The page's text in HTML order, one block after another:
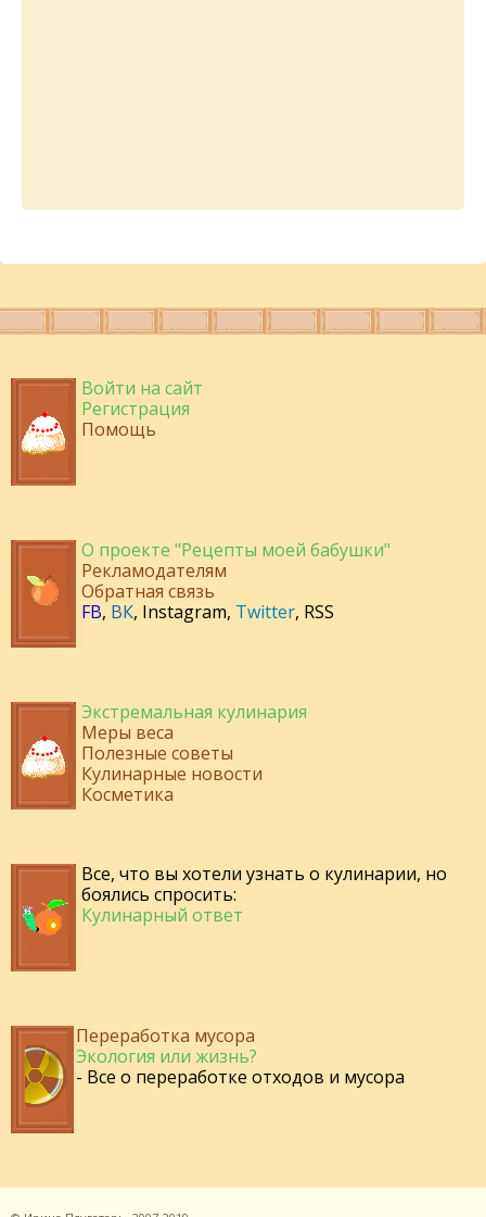
Войти на сайт
Регистрация
Помощь
О проекте "Рецепты моей бабушки"
Рекламодателям
Обратная связь
FB, ВК, Instagram, Twitter, RSS
Экстремальная кулинария
Меры веса
Полезные советы
Кулинарные новости
Косметика
Все, что вы хотели узнать о кулинарии, но
боялись спросить:
Кулинарный ответ
Переработка мусора
Экология или жизнь?
- Все о переработке отходов и мусора